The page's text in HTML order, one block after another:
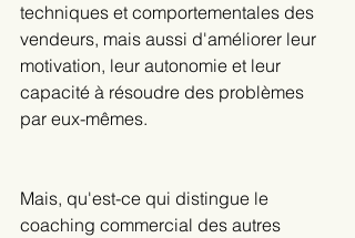
techniques et comportementales des
vendeurs, mais aussi d'améliorer leur
motivation, leur autonomie et leur
capacité à résoudre des problèmes
par eux-mêmes.
Mais, qu'est-ce qui distingue le
coaching commercial des autres